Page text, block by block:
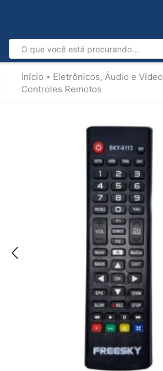
Início • Eletrônicos, Áudio e Vídeo
Controles Remotos